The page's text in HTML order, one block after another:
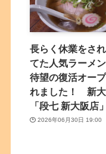
長らく休業をさ
てた人気ラーメ
待望の復活オー
れました！ 新
「段七 新大阪店」
2026年06月30日 19:00